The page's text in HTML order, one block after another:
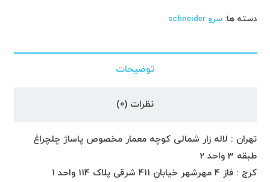
دسته ها:سرو schneider
توضیحات
نظرات (0)
تهران : لاله زار شمالی کوچه معمار مخصوص پاساژ چلچراغ
طبقه 3 واحد 2
کرج : فاز 4 مهرشهر خیابان 411 شرقی پلاک 114 واحد 1